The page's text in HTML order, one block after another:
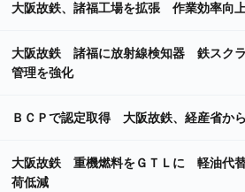
大阪故鉄、諸福工場を拡張 作業効率向
大阪故鉄 諸福に放射線検知器 鉄スク
管理を強化
ＢＣＰで認定取得 大阪故鉄、経産省から
大阪故鉄 重機燃料をＧＴＬに 軽油代
荷低減